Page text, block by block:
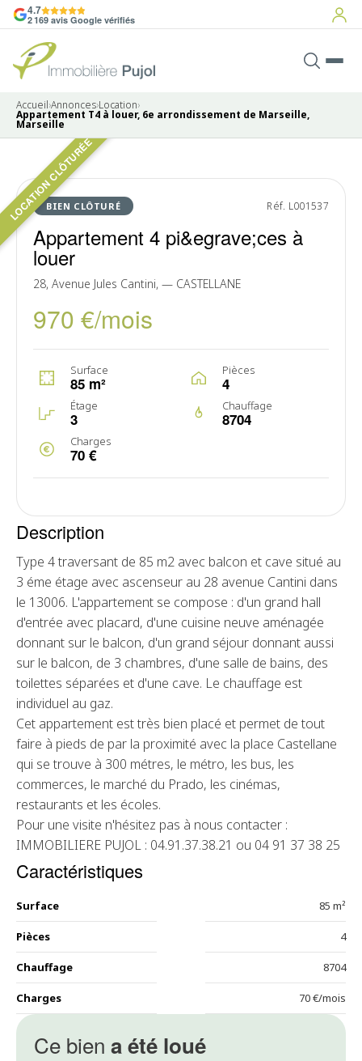
4.7
2 169 avis Google vérifiés
Accueil›Annonces›Location›
Appartement T4 à louer, 6e arrondissement de Marseille,
Marseille
LOCATION CLÔTURÉE
BIEN CLÔTURÉ Réf. L001537
Appartement 4 pi&egrave;ces à
louer
28, Avenue Jules Cantini, — CASTELLANE
970 €/mois
Surface
85 m²
Pièces
4
Étage
3
Chauffage
8704
Charges
70 €
Ce bien a été loué
Pas de photo disponible
LOUÉ
Description
Type 4 traversant de 85 m2 avec balcon et cave situé au
3 éme étage avec ascenseur au 28 avenue Cantini dans
le 13006. L'appartement se compose : d'un grand hall
d'entrée avec placard, d'une cuisine neuve aménagée
donnant sur le balcon, d'un grand séjour donnant aussi
sur le balcon, de 3 chambres, d'une salle de bains, des
toilettes séparées et d'une cave. Le chauffage est
individuel au gaz.
Cet appartement est très bien placé et permet de tout
faire à pieds de par la proximité avec la place Castellane
qui se trouve à 300 métres, le métro, les bus, les
commerces, le marché du Prado, les cinémas,
restaurants et les écoles.
Pour une visite n'hésitez pas à nous contacter :
IMMOBILIERE PUJOL : 04.91.37.38.21 ou 04 91 37 38 25
Caractéristiques
Surface 85 m²
Pièces 4
Chauffage 8704
Charges 70 €/mois